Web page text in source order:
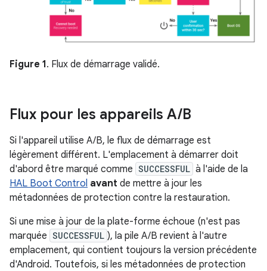
Figure 1. Flux de démarrage validé.
Flux pour les appareils A/B
Si l'appareil utilise A/B, le flux de démarrage est
légèrement différent. L'emplacement à démarrer doit
d'abord être marqué comme SUCCESSFUL à l'aide de la
HAL Boot Control avant de mettre à jour les
métadonnées de protection contre la restauration.
Si une mise à jour de la plate-forme échoue (n'est pas
marquée SUCCESSFUL ), la pile A/B revient à l'autre
emplacement, qui contient toujours la version précédente
d'Android. Toutefois, si les métadonnées de protection